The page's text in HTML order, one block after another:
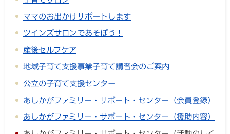
ママのお出かけサポートします
ツインズサロンであそぼう！
産後セルフケア
地域子育て支援事業子育て講習会のご案内
公立の子育て支援センター
あしかがファミリー・サポート・センター（会員登録）
あしかがファミリー・サポート・センター（援助内容）